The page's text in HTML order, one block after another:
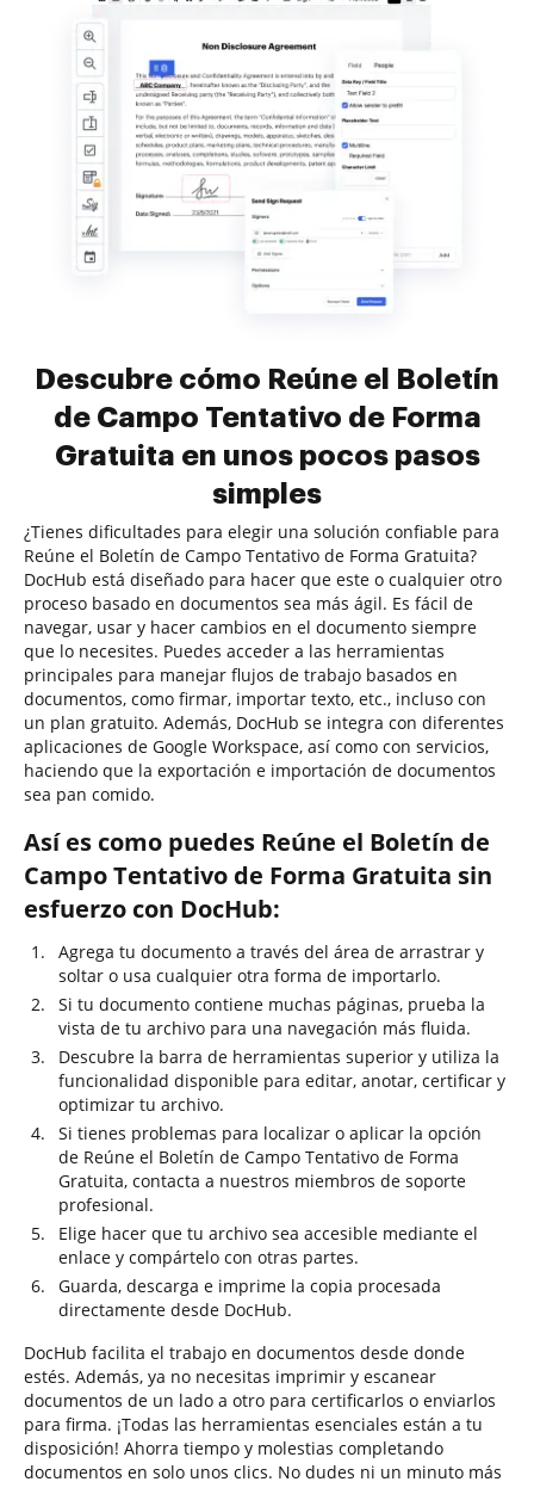
Descubre cómo Reúne el Boletín
de Campo Tentativo de Forma
Gratuita en unos pocos pasos
simples
¿Tienes dificultades para elegir una solución confiable para
Reúne el Boletín de Campo Tentativo de Forma Gratuita?
DocHub está diseñado para hacer que este o cualquier otro
proceso basado en documentos sea más ágil. Es fácil de
navegar, usar y hacer cambios en el documento siempre
que lo necesites. Puedes acceder a las herramientas
principales para manejar flujos de trabajo basados en
documentos, como firmar, importar texto, etc., incluso con
un plan gratuito. Además, DocHub se integra con diferentes
aplicaciones de Google Workspace, así como con servicios,
haciendo que la exportación e importación de documentos
sea pan comido.
Así es como puedes Reúne el Boletín de
Campo Tentativo de Forma Gratuita sin
esfuerzo con DocHub:
Agrega tu documento a través del área de arrastrar y
soltar o usa cualquier otra forma de importarlo.
Si tu documento contiene muchas páginas, prueba la
vista de tu archivo para una navegación más fluida.
Descubre la barra de herramientas superior y utiliza la
funcionalidad disponible para editar, anotar, certificar y
optimizar tu archivo.
Si tienes problemas para localizar o aplicar la opción
de Reúne el Boletín de Campo Tentativo de Forma
Gratuita, contacta a nuestros miembros de soporte
profesional.
Elige hacer que tu archivo sea accesible mediante el
enlace y compártelo con otras partes.
Guarda, descarga e imprime la copia procesada
directamente desde DocHub.
DocHub facilita el trabajo en documentos desde donde
estés. Además, ya no necesitas imprimir y escanear
documentos de un lado a otro para certificarlos o enviarlos
para firma. ¡Todas las herramientas esenciales están a tu
disposición! Ahorra tiempo y molestias completando
documentos en solo unos clics. No dudes ni un minuto más